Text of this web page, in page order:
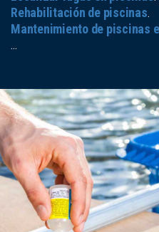
Rehabilitación de piscinas.
Mantenimiento de piscinas
...